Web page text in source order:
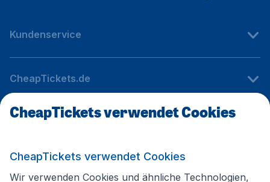
Kundenservice
CheapTickets.de
Internationale Webseiten
Folgen Sie uns:
CheapTickets verwendet Cookies
CheapTickets verwendet Cookies
Wir verwenden Cookies und ähnliche Technologien,